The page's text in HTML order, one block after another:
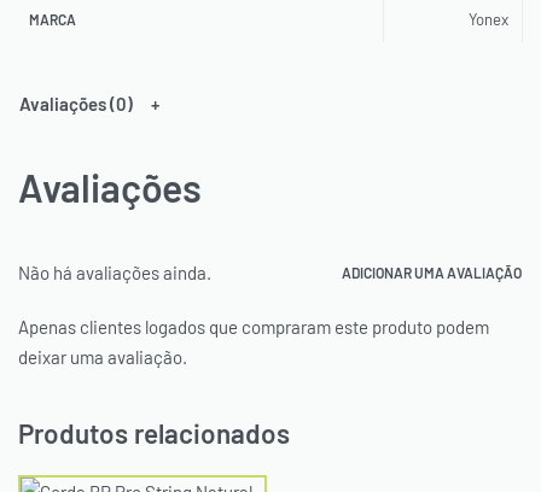
MARCA Yonex
Avaliações (0)
Avaliações
Não há avaliações ainda. ADICIONAR UMA AVALIAÇÃO
Apenas clientes logados que compraram este produto podem
deixar uma avaliação.
Produtos relacionados